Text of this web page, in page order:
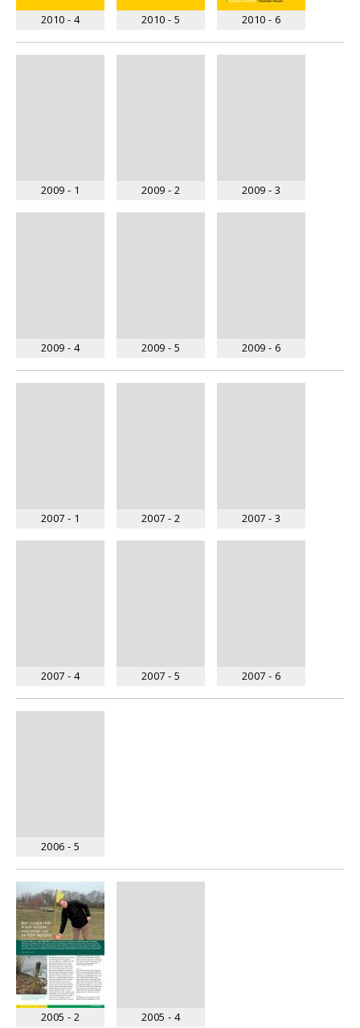
2010 - 4 2010 - 5 2010 - 6
2009 - 1 2009 - 2 2009 - 3
2009 - 4 2009 - 5 2009 - 6
2007 - 1 2007 - 2 2007 - 3
2007 - 4 2007 - 5 2007 - 6
2006 - 5
2005 - 2 2005 - 4